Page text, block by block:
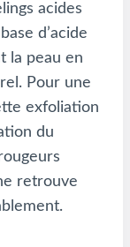
acides
d’acide
la peau en
Pour une
exfoliation
du
retrouve